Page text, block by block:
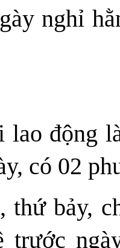
nghỉ
động
có 02
thứ bảy,
trước